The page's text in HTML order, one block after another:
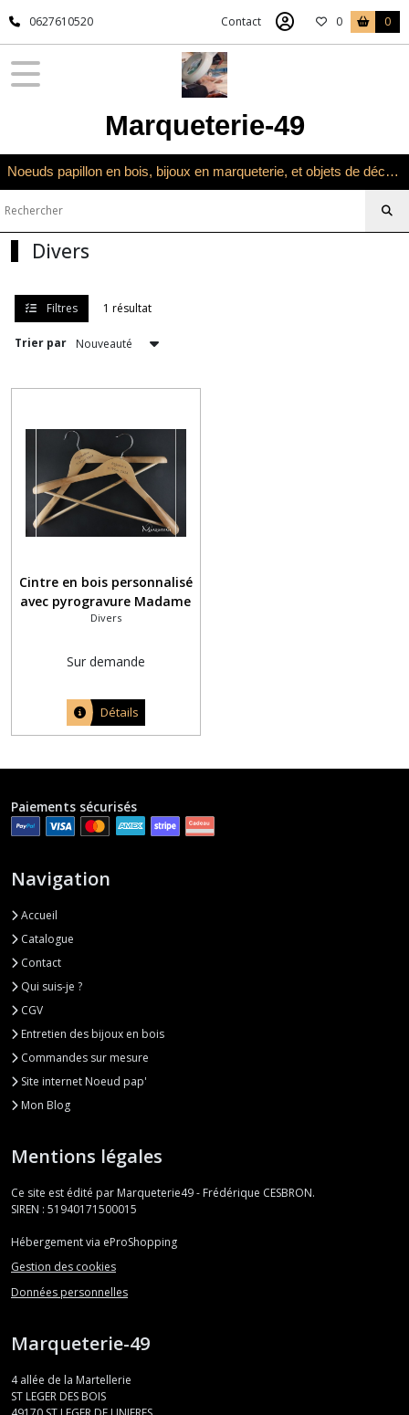
0627610520 Contact 0 0
Marqueterie-49
Noeuds papillon en bois, bijoux en marqueterie, et objets de décoration en marqueterie bois
Divers
Filtres 1 résultat
Trier par
Cintre en bois personnalisé
avec pyrogravure Madame
et Monsieur + Date du
Divers
Sur demande
Détails
Fermer
FILTRES
Univers
Noeuds
papillon
Paiements sécurisés
Navigation
Accueil
Catalogue
Contact
Qui suis-je ?
CGV
Entretien des bijoux en bois
Commandes sur mesure
Site internet Noeud pap'
Mon Blog
Mentions légales
Ce site est édité par Marqueterie49 - Frédérique CESBRON.
SIREN : 51940171500015
Hébergement via eProShopping
Gestion des cookies
Données personnelles
Marqueterie-49
4 allée de la Martellerie
ST LEGER DES BOIS